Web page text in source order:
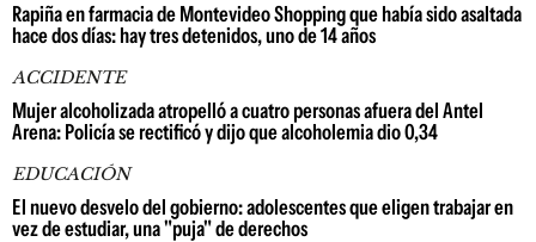
Rapiña en farmacia de Montevideo Shopping que había sido asaltada
hace dos días: hay tres detenidos, uno de 14 años
ACCIDENTE
Mujer alcoholizada atropelló a cuatro personas afuera del Antel
Arena: Policía se rectificó y dijo que alcoholemia dio 0,34
EDUCACIÓN
El nuevo desvelo del gobierno: adolescentes que eligen trabajar en
vez de estudiar, una "puja" de derechos